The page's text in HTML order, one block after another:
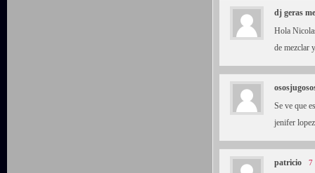
dj geras
Hola
de mezclar
Se ve que
jenifer
patricio 7